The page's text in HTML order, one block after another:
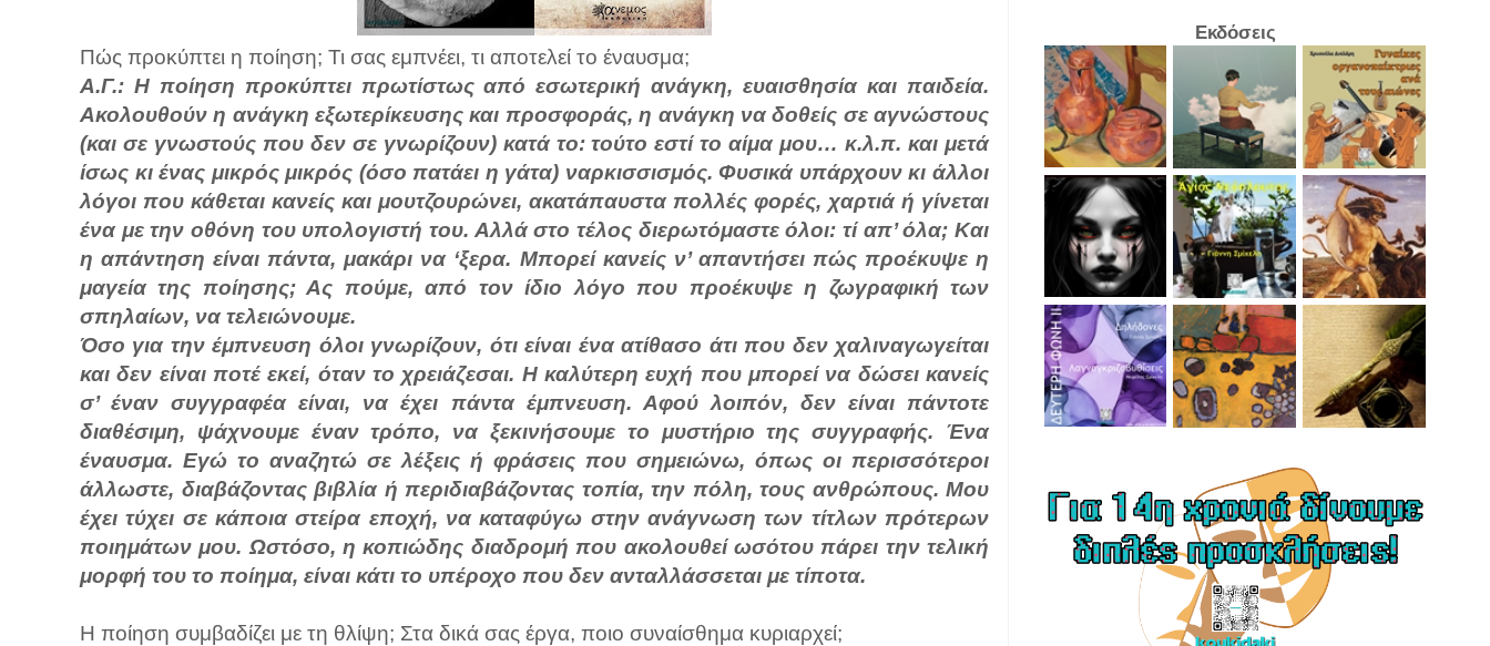
Πώς προκύπτει η ποίηση; Τι σας εμπνέει, τι αποτελεί το έναυσμα;
Α.Γ.: Η ποίηση προκύπτει πρωτίστως από εσωτερική ανάγκη, ευαισθησία και παιδεία.
Ακολουθούν η ανάγκη εξωτερίκευσης και προσφοράς, η ανάγκη να δοθείς σε αγνώστους
(και σε γνωστούς που δεν σε γνωρίζουν) κατά το: τούτο εστί το αίμα μου… κ.λ.π. και μετά
ίσως κι ένας μικρός μικρός (όσο πατάει η γάτα) ναρκισσισμός. Φυσικά υπάρχουν κι άλλοι
λόγοι που κάθεται κανείς και μουτζουρώνει, ακατάπαυστα πολλές φορές, χαρτιά ή γίνεται
ένα με την οθόνη του υπολογιστή του. Αλλά στο τέλος διερωτόμαστε όλοι: τί απ’ όλα; Και
η απάντηση είναι πάντα, μακάρι να ‘ξερα. Μπορεί κανείς ν’ απαντήσει πώς προέκυψε η
μαγεία της ποίησης; Ας πούμε, από τον ίδιο λόγο που προέκυψε η ζωγραφική των
σπηλαίων, να τελειώνουμε.
Όσο για την έμπνευση όλοι γνωρίζουν, ότι είναι ένα ατίθασο άτι που δεν χαλιναγωγείται
και δεν είναι ποτέ εκεί, όταν το χρειάζεσαι. Η καλύτερη ευχή που μπορεί να δώσει κανείς
σ’ έναν συγγραφέα είναι, να έχει πάντα έμπνευση. Αφού λοιπόν, δεν είναι πάντοτε
διαθέσιμη, ψάχνουμε έναν τρόπο, να ξεκινήσουμε το μυστήριο της συγγραφής. Ένα
έναυσμα. Εγώ το αναζητώ σε λέξεις ή φράσεις που σημειώνω, όπως οι περισσότεροι
άλλωστε, διαβάζοντας βιβλία ή περιδιαβάζοντας τοπία, την πόλη, τους ανθρώπους. Μου
έχει τύχει σε κάποια στείρα εποχή, να καταφύγω στην ανάγνωση των τίτλων πρότερων
ποιημάτων μου. Ωστόσο, η κοπιώδης διαδρομή που ακολουθεί ωσότου πάρει την τελική
μορφή του το ποίημα, είναι κάτι το υπέροχο που δεν ανταλλάσσεται με τίποτα.
Η ποίηση συμβαδίζει με τη θλίψη; Στα δικά σας έργα, ποιο συναίσθημα κυριαρχεί;
Εκδόσεις